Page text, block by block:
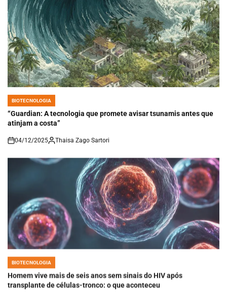
POSTED
IN
“Guardian: A tecnologia que promete avisar tsunamis antes que
atinjam a costa”
on
04/12/2025 Thaisa Zago Sartori
POSTED
IN
BIOTECNOLOGIA
Homem vive mais de seis anos sem sinais do HIV após
transplante de células-tronco: o que aconteceu